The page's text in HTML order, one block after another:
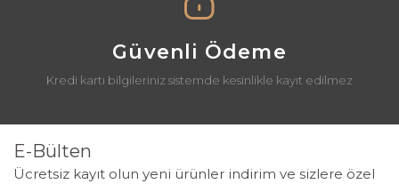
Güvenli Ödeme
Kredi kartı bilgileriniz sistemde kesinlikle kayıt edilmez
E-Bülten
Ücretsiz kayıt olun yeni ürünler indirim ve sizlere özel